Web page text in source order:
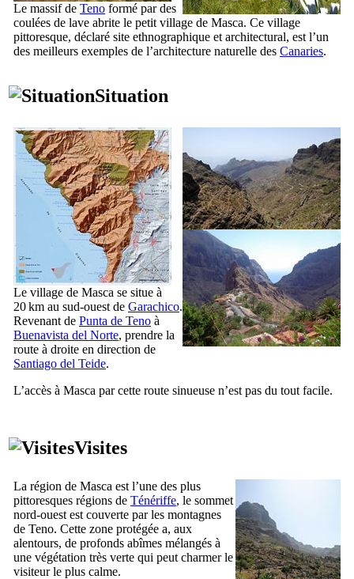
Le massif de Teno formé par des
coulées de lave abrite le petit village de Masca. Ce village
pittoresque, déclaré site ethnographique et architectural, est l’un
des meilleurs exemples de l’architecture naturelle des Canaries.
Situation
Le village de Masca se situe à
20 km au sud-ouest de Garachico.
Revenant de Punta de Teno à
Buenavista del Norte, prendre la
route à droite en direction de
Santiago del Teide.
L’accès à Masca par cette route sinueuse n’est pas du tout facile.
Visites
La région de Masca est l’une des plus
pittoresques régions de Ténériffe, le sommet
nord-ouest est couverte par les montagnes
de Teno. Cette zone protégée a, aux
alentours, de profonds abîmes mélangés à
une végétation très verte qui peut charmer le
visiteur le plus calme.